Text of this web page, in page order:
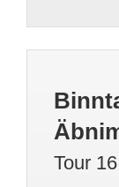
Tour 16